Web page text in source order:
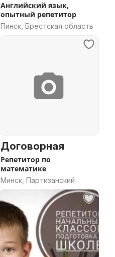
Английский язык,
опытный репетитор
Пинск, Брестская область
Договорная
Репетитор по
математике
Минск, Партизанский